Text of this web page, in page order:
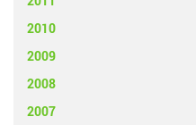
2010
2009
2008
2007